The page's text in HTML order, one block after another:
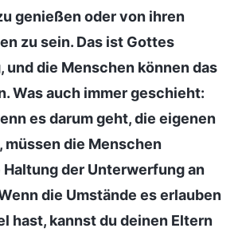
genießen oder von ihren
zu sein. Das ist Gottes
und die Menschen können das
Was auch immer geschieht:
es darum geht, die eigenen
müssen die Menschen
der Unterwerfung an
die Umstände es erlauben
hast, kannst du deinen Eltern